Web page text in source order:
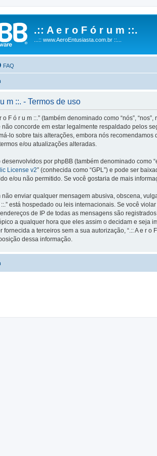
.:: A e r o F ó r u m ::.
...:: www.AeroEntusiasta.com.br ::...
FAQ
m ::. - Termos de uso
o F ó r u m ::.” (também denominado como “nós”,
concorde em estar legalmente respaldado pelos
lo sobre tais alterações, embora nós
e/ou atualizações alteradas.
por phpBB (também denominado como
License v2” (conhecida como “GPL”) e pode ser
e/ou não permitido. Se você gostaria de mais
não enviar qualquer mensagem abusiva, obscena,
::.” está hospedado ou leis internacionais. Se você
de IP de todas as mensagens são
a qualquer hora que eles assim o decidam e seja
fornecida a terceiros sem a sua autorização, “.:: A e r
dessa informação.